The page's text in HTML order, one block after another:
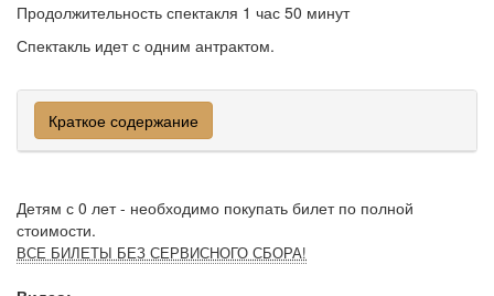
Продолжительность спектакля 1 час 50 минут
Спектакль идет с одним антрактом.
Краткое содержание
Детям с 0 лет - необходимо покупать билет по полной
стоимости.
ВСЕ БИЛЕТЫ БЕЗ СЕРВИСНОГО СБОРА!